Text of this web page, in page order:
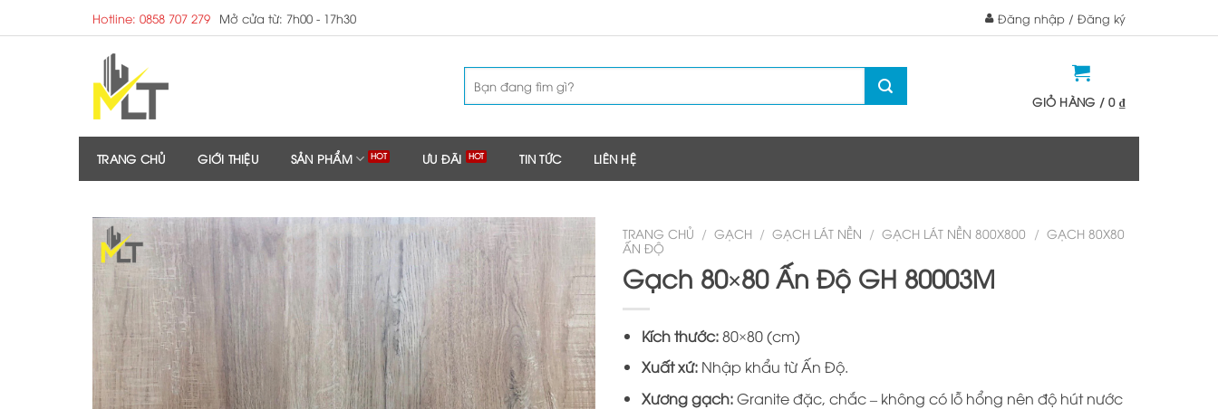
to
Hotline: 0858 707 279 Mở cửa từ: 7h00 - 17h30 Đăng nhập / Đăng ký
kiếm:
GIỎ HÀNG /0 ₫
TRANG CHỦ GIỚI THIỆU SẢN PHẨM ƯU ĐÃI TIN TỨC LIÊN HỆ
TRANG CHỦ / GẠCH / GẠCH LÁT NỀN / GẠCH LÁT NỀN 800X800 / GẠCH 80X80
ẤN ĐỘ
Gạch 80×80 Ấn Độ GH 80003M
Kích thước:80×80 (cm)
Xuất xứ:Nhập khẩu từ Ấn Độ.
Xương gạch:Granite đặc, chắc – không có lỗ hổng nên độ hút nước